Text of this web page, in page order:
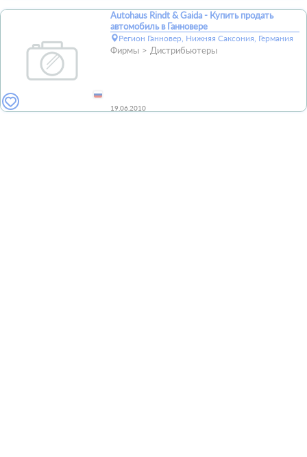
Autohaus Rindt & Gaida - Купить продать
автомобиль в Ганновере
Регион Ганновер, Нижняя Саксония, Германия
Фирмы Дистрибьютеры
19.06.2010